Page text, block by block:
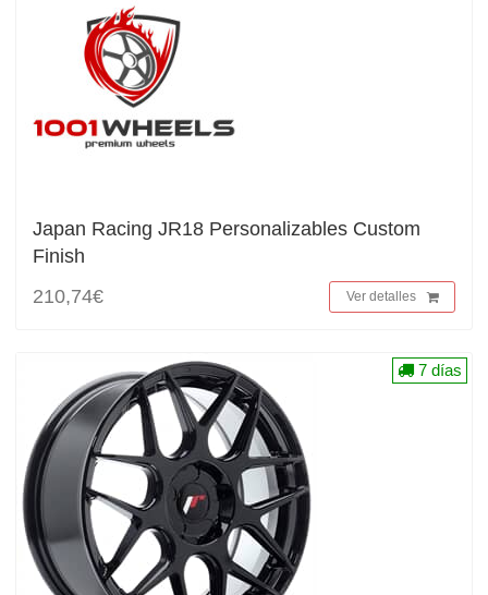
Japan Racing JR18 Personalizables Custom
Finish
210,74€
Ver detalles
7 días